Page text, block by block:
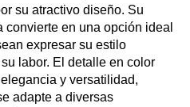
su atractivo diseño. Su
en una opción ideal
expresar su estilo
labor. El detalle en color
y versatilidad,
adapte a diversas